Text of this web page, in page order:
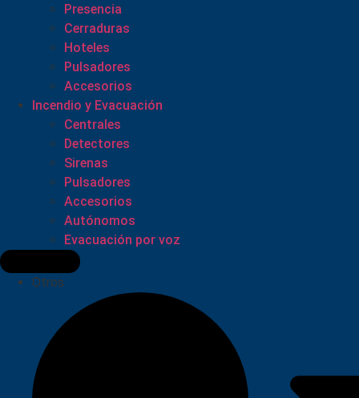
Presencia
Cerraduras
Hoteles
Pulsadores
Accesorios
Incendio y Evacuación
Centrales
Detectores
Sirenas
Pulsadores
Accesorios
Autónomos
Evacuación por voz
Otros